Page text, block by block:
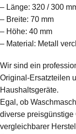
– Länge: 320 / 300
– Breite: 70 mm
– Höhe: 40 mm
– Material: Metall
Wir sind ein
Original-Ersatzteilen
Haushaltsgeräte.
Egal, ob
diverse
vergleichbarer